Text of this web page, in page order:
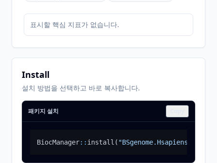
표시할 핵심 지표가 없습니다.
Install
설치 방법을 선택하고 바로 복사합니다.
패키지 설치
BiocManager:: install (